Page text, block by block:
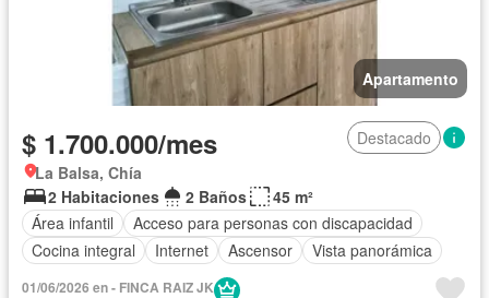
Apartamento
$ 1.700.000/mes
Destacado
La Balsa, Chía
2 Habitaciones
2 Baños
45 m²
Área infantil
Acceso para personas con discapacidad
Cocina integral
Internet Ascensor Vista panorámica
01/06/2026 en - FINCA RAIZ JK